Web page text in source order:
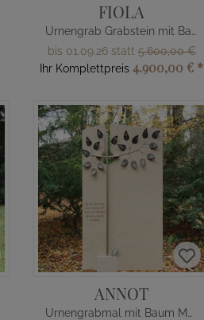
FIOLA
Urnengrab Grabstein mit Baum Symbol
bis 01.09.26 statt5.600,00 €
Ihr Komplettpreis 4.900,00 € *
ANNOT
Urnengrabmal mit Baum Motiv